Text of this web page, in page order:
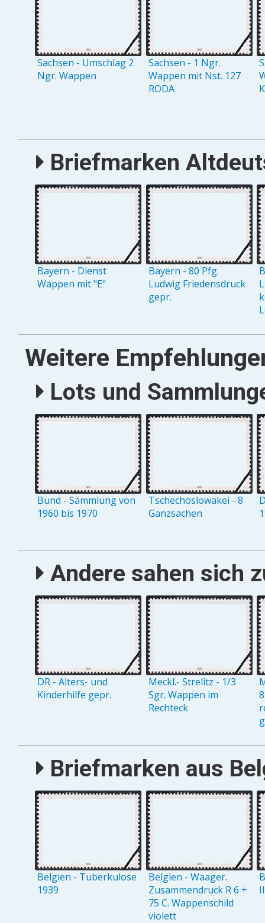
Sachsen - Umschlag 2
Ngr. Wappen
Sachsen - 1 Ngr.
Wappen mit Nst. 127
RODA
Briefmarken
Bayern - Dienst
Wappen mit "E"
Bayern - 80 Pfg.
Ludwig Friedensdruck
gepr.
Weitere
Lots und
Bund - Sammlung von
1960 bis 1970
Tschechoslowakei - 8
Ganzsachen
Andere sahen sich
DR - Alters- und
Kinderhilfe gepr.
Meckl.- Strelitz - 1/3
Sgr. Wappen im
Rechteck
Briefmarken aus
Belgien - Tuberkulose
1939
Belgien - Waager.
Zusammendruck R 6 +
75 C. Wappenschild
violett